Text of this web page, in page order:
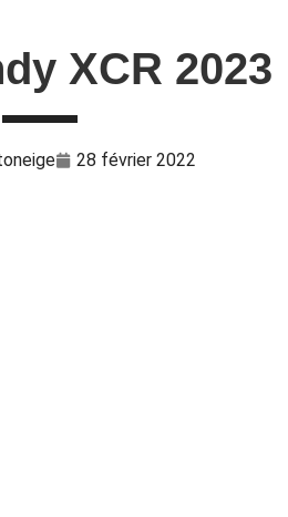
XCR 2023
28 février 2022